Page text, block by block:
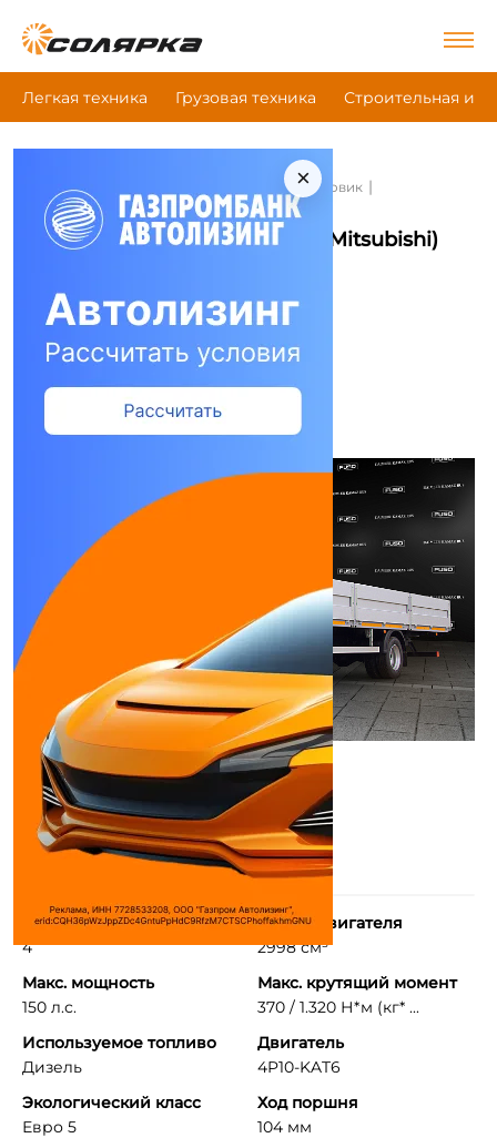
Легкая техника Грузовая техника Строительная и
×
Главная Бортовой грузовик |
Fuso (Mitsubishi) Fec91K
Бортовой грузовик Fuso (Mitsubishi)
Сравнить
Количество цилиндров
4
Объем двигателя
2998 см³
Макс. мощность
150 л.с.
Макс. крутящий момент
370 / 1.320 Н*м (кг* ...
Используемое топливо
Дизель
Двигатель
4P10-KAT6
Экологический класс
Евро 5
Ход поршня
104 мм